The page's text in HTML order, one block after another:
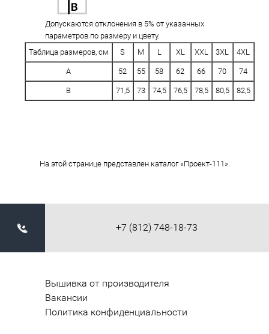
Допускаются отклонения в 5% от указанных
параметров по размеру и цвету.
Таблица размеров, см
S M L XL XXL 3XL 4XL
A 52 55 58 62 66 70 74
B 71,5 73 74,5 76,5 78,5 80,5 82,5
На этой странице представлен каталог «Проект-111».
+7 (812) 748-18-73
Вышивка от производителя
Вакансии
Политика конфиденциальности